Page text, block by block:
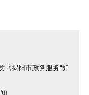
《揭阳市政务服务“好